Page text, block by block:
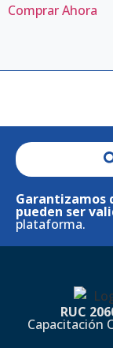
Comprar Ahora
Garantizamos
pueden ser
plataforma.
RUC
Capacitación